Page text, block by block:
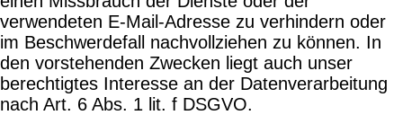
verwendeten E-Mail-Adresse zu verhindern oder
im Beschwerdefall nachvollziehen zu können. In
den vorstehenden Zwecken liegt auch unser
berechtigtes Interesse an der Datenverarbeitung
nach Art. 6 Abs. 1 lit. f DSGVO.